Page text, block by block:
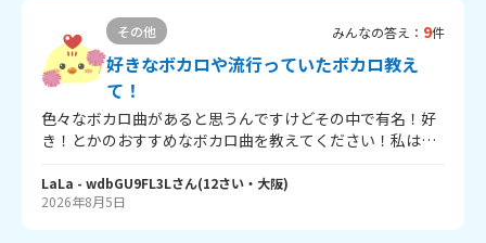
その他 みんなの答え： 9件
好きなボカロや流行っていたボカロ教え
て！
色々なボカロ曲があると思うんですけどその中で有名！好
き！とかのおすすめなボカロ曲を教えてください！私はダ
す！ みなさんも教えてください！
LaLa - wdbGU9FL3Lさん(12さい・ 大阪)
2026年8月5日